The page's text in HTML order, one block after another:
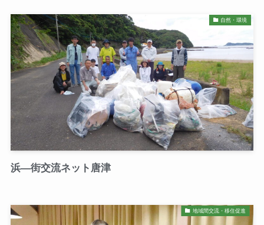
自然・環境
浜―街交流ネット唐津
地域間交流・移住促進